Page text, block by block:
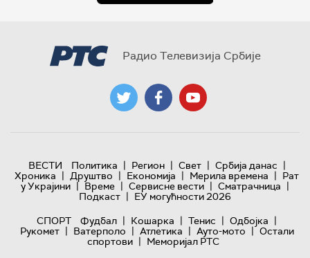
Радио Телевизија Србије
ВЕСТИ Политика | Регион | Свет | Србија данас |
Хроника | Друштво | Економија | Мерила времена | Рат
у Украјини | Време | Сервисне вести | Сматрачница |
Подкаст | ЕУ могућности 2026
СПОРТ
Фудбал | Кошарка | Тенис | Одбојка |
Рукомет | Ватерполо | Атлетика | Ауто-мото | Остали
спортови | Меморијал РТС